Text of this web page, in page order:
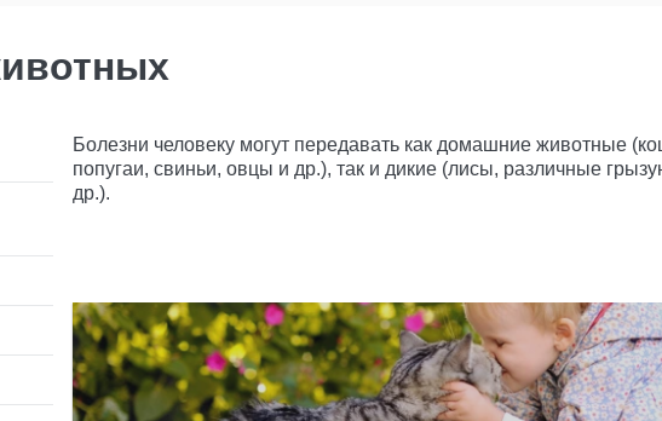
Болезни человеку могут передавать как домашние животные
попугаи, свиньи, овцы и др.), так и дикие (лисы, различные
др.).